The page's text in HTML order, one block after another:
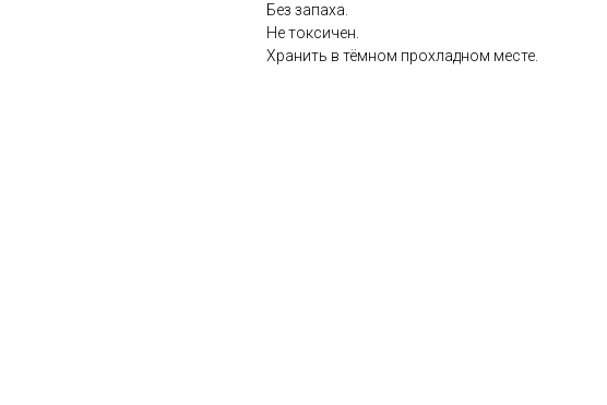
Без запаха.
Не токсичен.
Хранить в тёмном прохладном месте.